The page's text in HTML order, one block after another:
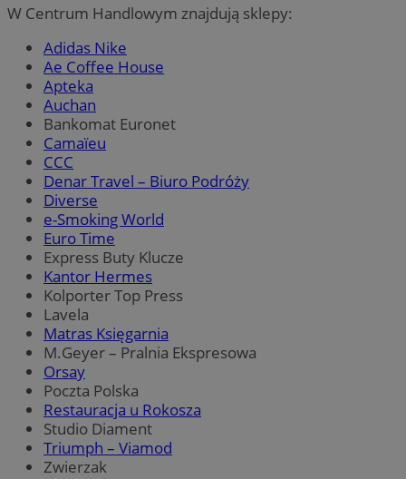
W Centrum Handlowym znajdują sklepy:
Adidas Nike
Ae Coffee House
Apteka
Auchan
Bankomat Euronet
Camaïeu
CCC
Denar Travel – Biuro Podróży
Diverse
e-Smoking World
Euro Time
Express Buty Klucze
Kantor Hermes
Kolporter Top Press
Lavela
Matras Księgarnia
M.Geyer – Pralnia Ekspresowa
Orsay
Poczta Polska
Restauracja u Rokosza
Studio Diament
Triumph – Viamod
Zwierzak